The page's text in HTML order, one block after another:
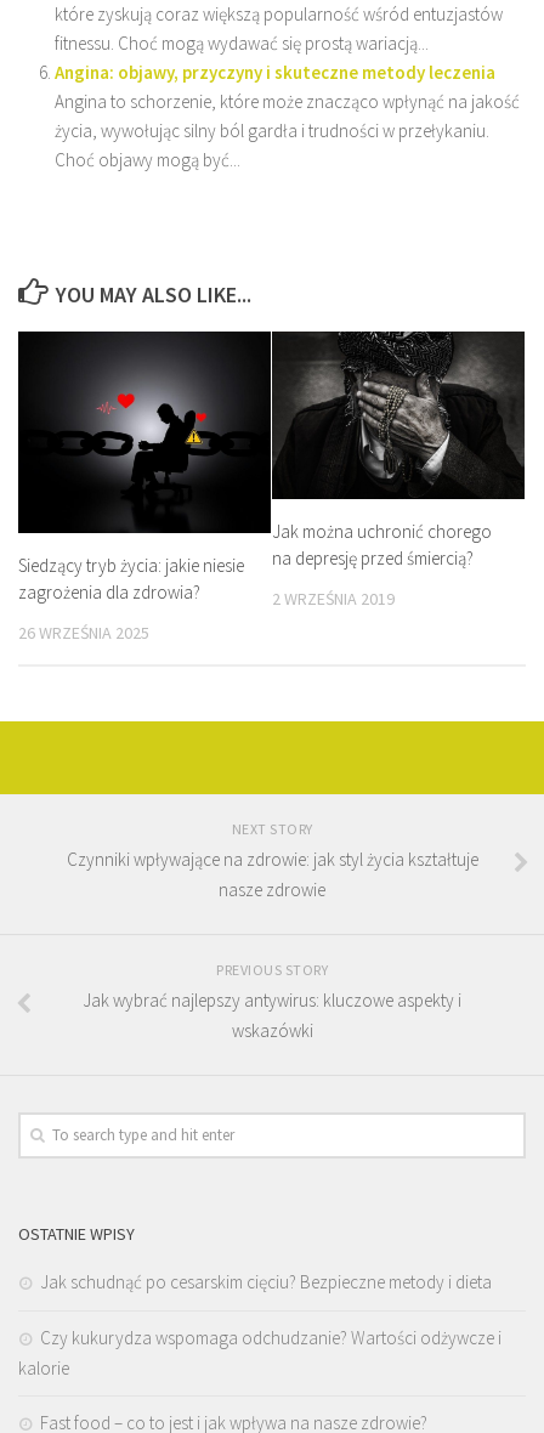
które zyskują coraz większą popularność wśród entuzjastów
fitnessu. Choć mogą wydawać się prostą wariacją...
Angina: objawy, przyczyny i skuteczne metody leczenia
Angina to schorzenie, które może znacząco wpłynąć na jakość
życia, wywołując silny ból gardła i trudności w przełykaniu.
Choć objawy mogą być...
YOU MAY ALSO LIKE...
Siedzący tryb życia: jakie niesie
zagrożenia dla zdrowia?
26 WRZEŚNIA 2025
Jak można uchronić chorego
na depresję przed śmiercią?
2 WRZEŚNIA 2019
NEXT STORY
Czynniki wpływające na zdrowie: jak styl życia kształtuje
nasze zdrowie
PREVIOUS STORY
Jak wybrać najlepszy antywirus: kluczowe aspekty i
wskazówki
OSTATNIE WPISY
Jak schudnąć po cesarskim cięciu? Bezpieczne metody i dieta
Czy kukurydza wspomaga odchudzanie? Wartości odżywcze i
kalorie
Fast food – co to jest i jak wpływa na nasze zdrowie?